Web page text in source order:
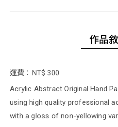
作品
運費：NT$ 300
Acrylic Abstract Original Hand
using high quality professional
with a gloss of non-yellowing